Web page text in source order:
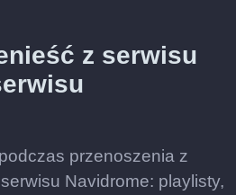
z serwisu
przenoszenia z
Navidrome: playlisty,